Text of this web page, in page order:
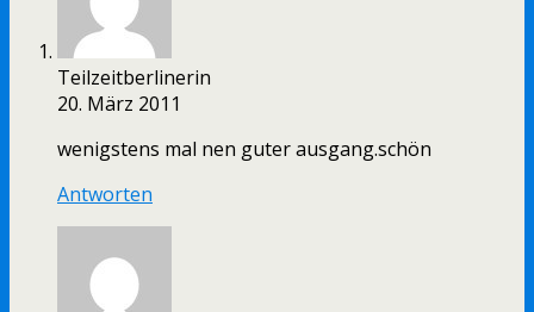
Teilzeitberlinerin
20. März 2011
wenigstens mal nen guter ausgang.schön
Antworten